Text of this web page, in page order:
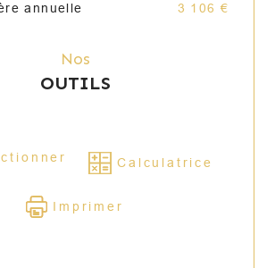
annuelle 3 106 €
Nos
OUTILS
Calculatrice
Imprimer